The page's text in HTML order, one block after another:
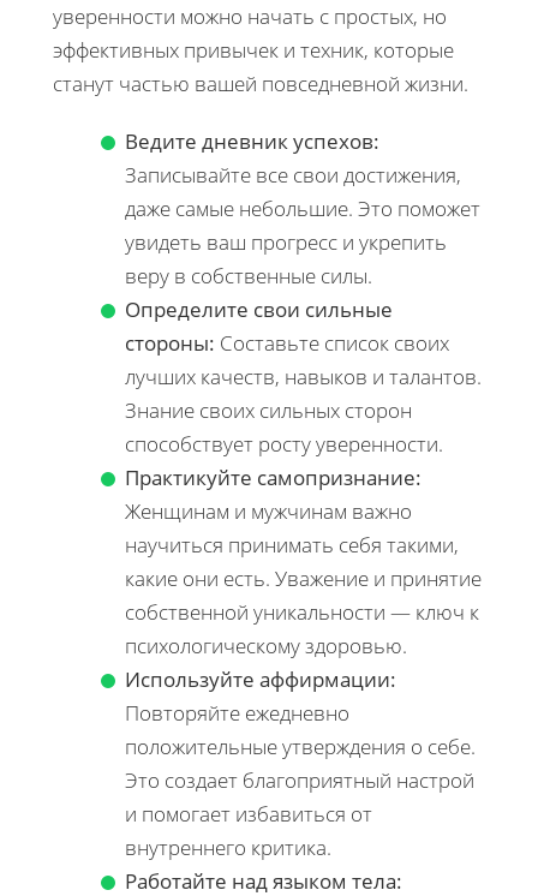
уверенности можно начать с простых, но
эффективных привычек и техник, которые
станут частью вашей повседневной жизни.
Ведите дневник успехов:
Записывайте все свои достижения,
даже самые небольшие. Это поможет
увидеть ваш прогресс и укрепить
веру в собственные силы.
Определите свои сильные
стороны: Составьте список своих
лучших качеств, навыков и талантов.
Знание своих сильных сторон
способствует росту уверенности.
Практикуйте самопризнание:
Женщинам и мужчинам важно
научиться принимать себя такими,
какие они есть. Уважение и принятие
собственной уникальности — ключ к
психологическому здоровью.
Используйте аффирмации:
Повторяйте ежедневно
положительные утверждения о себе.
Это создает благоприятный настрой
и помогает избавиться от
внутреннего критика.
Работайте над языком тела: